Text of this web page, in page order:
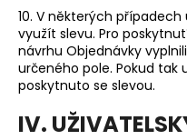
10. V některých
využít slevu. Pro
návrhu Objednávky
určeného pole. Pokud tak
poskytnuto se slevou.
IV.